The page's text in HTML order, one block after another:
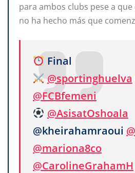
para ambos clubs pese a
no ha hecho más que
Final
@sportinghuelva
@FCBfemeni
@AsisatOshoala
@kheirahamraoui
@mariona8co
@CarolineGrahamH